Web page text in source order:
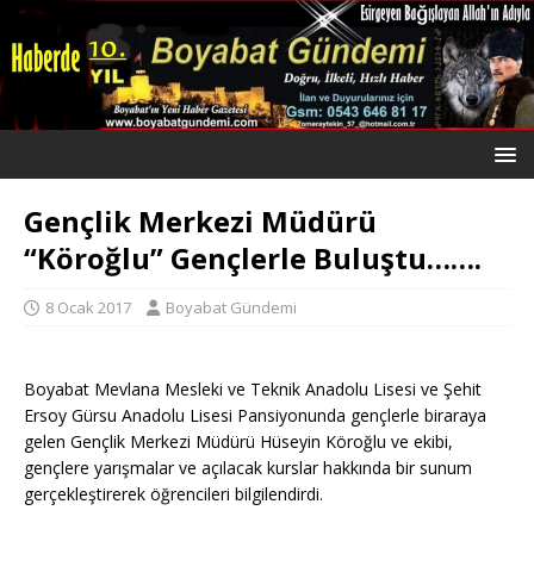
Gençlik Merkezi Müdürü
“Köroğlu” Gençlerle Buluştu…….
8 Ocak 2017 Boyabat Gündemi
Boyabat Mevlana Mesleki ve Teknik Anadolu Lisesi ve Şehit
Ersoy Gürsu Anadolu Lisesi Pansiyonunda gençlerle biraraya
gelen Gençlik Merkezi Müdürü Hüseyin Köroğlu ve ekibi,
gençlere yarışmalar ve açılacak kurslar hakkında bir sunum
gerçekleştirerek öğrencileri bilgilendirdi.